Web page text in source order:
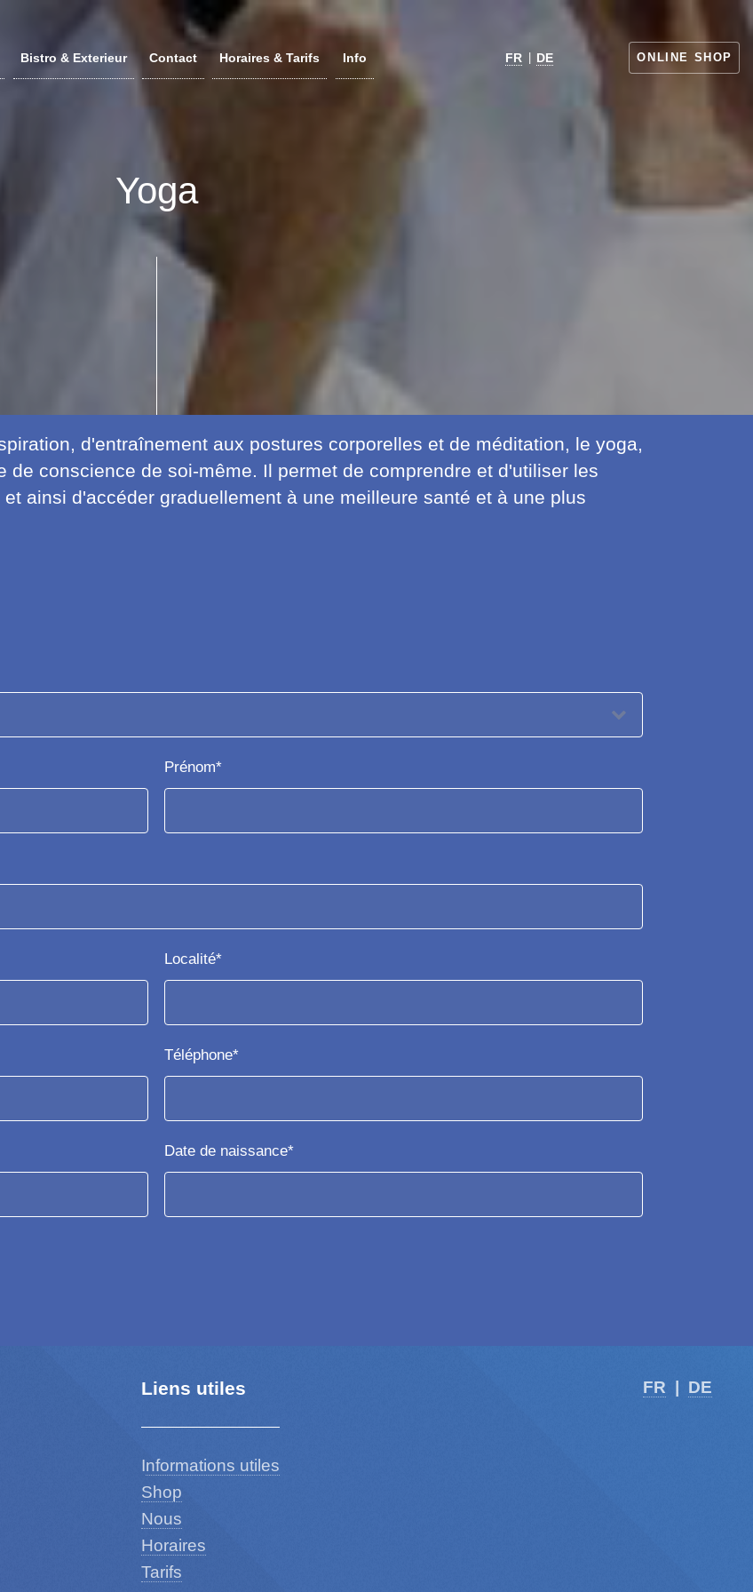
Bistro & Exterieur Contact Horaires & Tarifs Info FR | DE ONLINE SHOP
Yoga
d'entraînement aux postures corporelles et de méditation, le yoga,
de conscience de soi-même. Il permet de comprendre et d'utiliser les
ainsi d'accéder graduellement à une meilleure santé et à une plus
Prénom*
Localité*
Téléphone*
Date de naissance*
Liens utiles
Informations utiles
Shop
Nous
Horaires
Tarifs
FR DE